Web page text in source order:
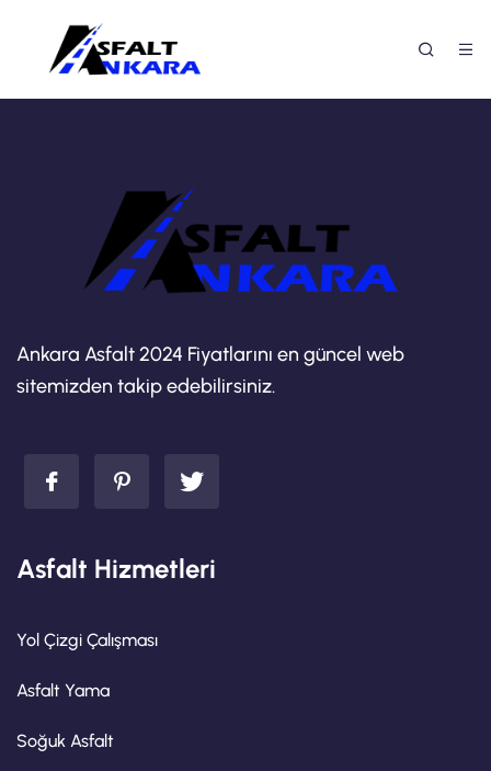
Ankara Asfalt 2024 Fiyatlarını en güncel web
sitemizden takip edebilirsiniz.
Asfalt Hizmetleri
Yol Çizgi Çalışması
Asfalt Yama
Soğuk Asfalt